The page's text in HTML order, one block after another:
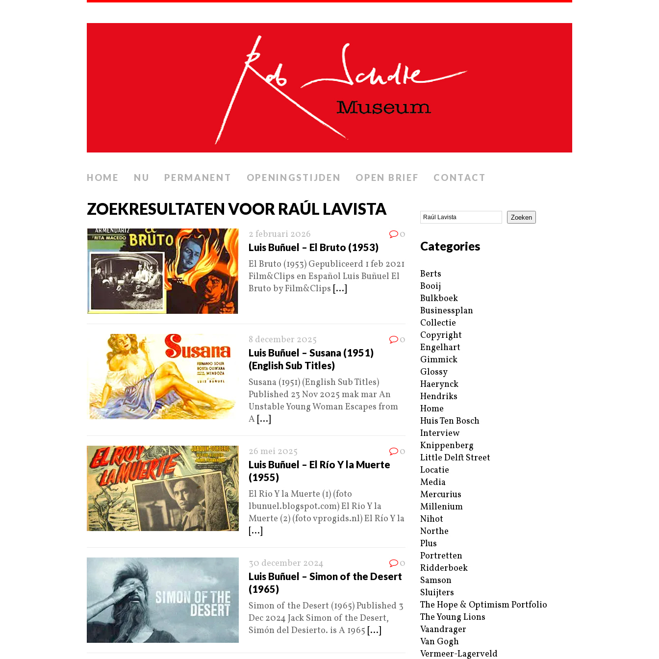
HOME NU PERMANENT OPENINGSTIJDEN OPEN BRIEF CONTACT
ZOEKRESULTATEN VOOR RAÚL LAVISTA
2 februari 2026 0
Luis Buñuel – El Bruto (1953)
El Bruto (1953) Gepubliceerd 1 feb 2021
Film&Clips en Español Luis Buñuel El
Bruto by Film&Clips [...]
8 december 2025 0
Luis Buñuel – Susana (1951)
(English Sub Titles)
Susana (1951) (English Sub Titles)
Published 23 Nov 2025 mak mar An
Unstable Young Woman Escapes from
A [...]
26 mei 2025 0
Luis Buñuel – El Río Y la Muerte
(1955)
El Rio Y la Muerte (1) (foto
lbunuel.blogspot.com) El Rio Y la
Muerte (2) (foto vprogids.nl) El Río Y la
[...]
30 december 2024 0
Luis Buñuel – Simon of the Desert
(1965)
Simon of the Desert (1965) Published 3
Dec 2024 Jack Simon of the Desert,
Simón del Desierto. is A 1965 [...]
Zoeken
Categories
Berts
Booij
Bulkboek
Businessplan
Collectie
Copyright
Engelhart
Gimmick
Glossy
Haerynck
Hendriks
Home
Huis Ten Bosch
Interview
Knippenberg
Little Delft Street
Locatie
Media
Mercurius
Millenium
Nihot
Northe
Plus
Portretten
Ridderboek
Samson
Sluijters
The Hope & Optimism Portfolio
The Young Lions
Vaandrager
Van Gogh
Vermeer-Lagerveld